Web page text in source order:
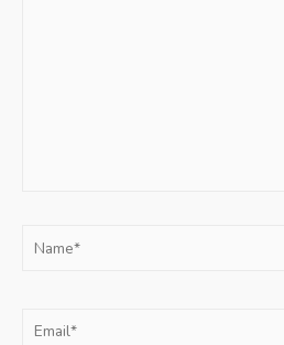
Name*
Email*